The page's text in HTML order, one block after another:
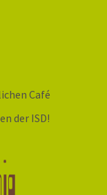
Café
der ISD!